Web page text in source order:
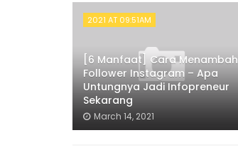
2021 AT 09:51AM
[6 Manfaat] Cara Menambah
Follower Instagram – Apa
Untungnya Jadi Infopreneur
Sekarang
March 14, 2021